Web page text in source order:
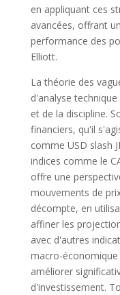
en appliquant ces
avancées, offrant
performance des
Elliott.
La théorie des
d'analyse
et de la discipline.
financiers, qu'il
comme USD slash
indices comme le
offre une
mouvements de
décompte, en
affiner les
avec d'autres
macro-
améliorer
d'investissement.